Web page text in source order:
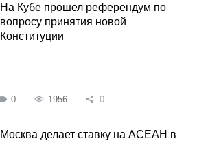
На Кубе прошел референдум по
вопросу принятия новой
Конституции
0 1956 0
Москва делает ставку на АСЕАН в